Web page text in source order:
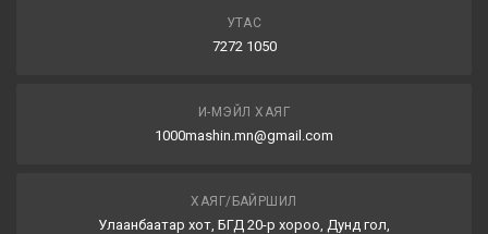
УТАС
7272 1050
И-МЭЙЛ ХАЯГ
1000mashin.mn@gmail.com
ХАЯГ/БАЙРШИЛ
Улаанбаатар хот, БГД 20-р хороо, Дунд гол,